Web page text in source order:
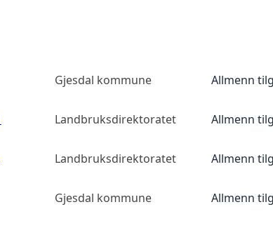
Gjesdal kommune Allmenn
Landbruksdirektoratet Allmenn
Landbruksdirektoratet Allmenn
Gjesdal kommune Allmenn